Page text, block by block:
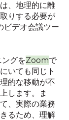
、地理的に離
りする必要が
ビデオ会議ツー
グをZoomで
いても同じト
的な移動が不
します。ま
、実際の業務
るため、理解